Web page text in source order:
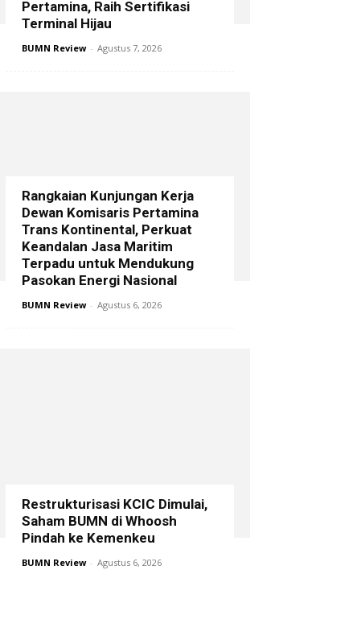
Pertamina, Raih Sertifikasi
Terminal Hijau
BUMN Review - Agustus 7, 2026
Rangkaian Kunjungan Kerja
Dewan Komisaris Pertamina
Trans Kontinental, Perkuat
Keandalan Jasa Maritim
Terpadu untuk Mendukung
Pasokan Energi Nasional
BUMN Review - Agustus 6, 2026
Restrukturisasi KCIC Dimulai,
Saham BUMN di Whoosh
Pindah ke Kemenkeu
BUMN Review - Agustus 6, 2026